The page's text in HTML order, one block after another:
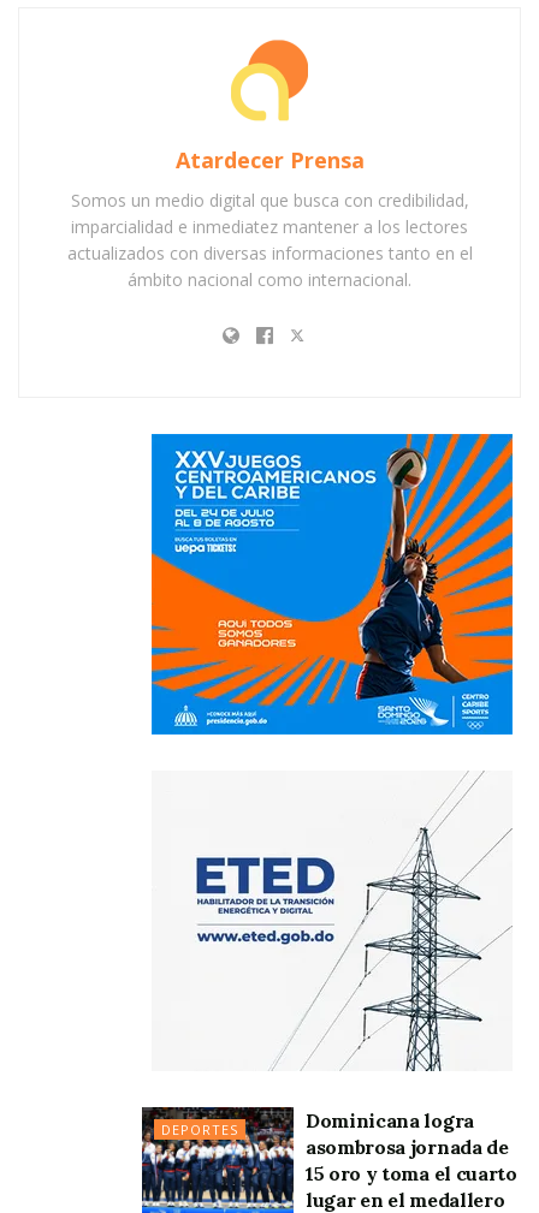
Atardecer Prensa
Somos un medio digital que busca con credibilidad,
imparcialidad e inmediatez mantener a los lectores
actualizados con diversas informaciones tanto en el
ámbito nacional como internacional.
DEPORTES
Dominicana logra
asombrosa jornada de
15 oro y toma el cuarto
lugar en el medallero